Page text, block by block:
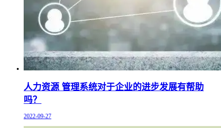
人力资源 管理系统对于企业的进步发展有帮助
吗？
2022-09-27